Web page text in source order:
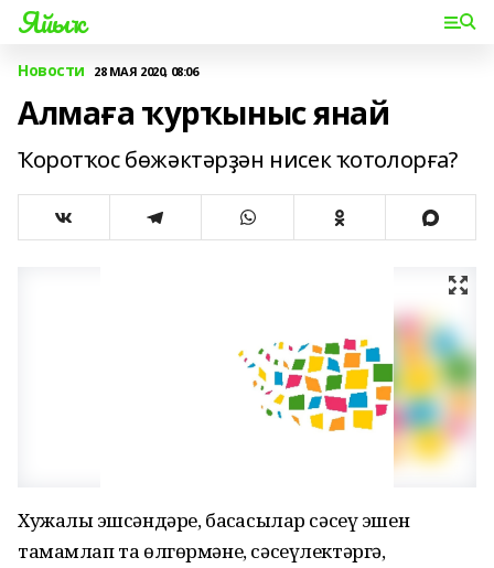
Яйыҡ
Новости 28 МАЯ 2020, 08:06
Алмаға ҡурҡыныс янай
Ҡоротҡос бөжәктәрҙән нисек ҡотолорға?
Хужалыҡ эшсәндәре, баҡсасылар сәсеү эшен
тамамлап та өлгөрмәне, сәсеүлектәргә,